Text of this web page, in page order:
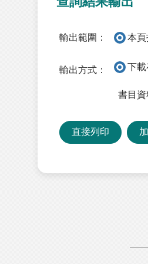
輸出範圍： 本頁
輸出方式： 下
書目
直接列印